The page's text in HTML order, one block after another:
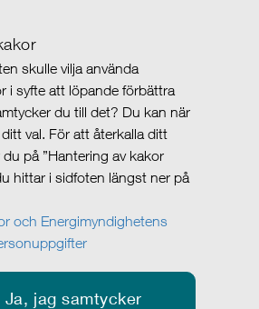
skulle vilja använda
i syfte att löpande förbättra
du till det? Du kan när
val. För att återkalla ditt
på ”Hantering av kakor
hittar i sidfoten längst ner på
och Energimyndighetens
Ja, jag samtycker